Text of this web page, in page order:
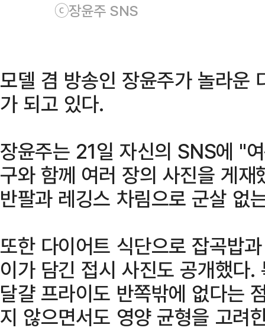
ⓒ장윤주 SNS
모델 겸 방송인 장윤주가 놀라운
가 되고 있다.
장윤주는 21일 자신의 SNS에 "
구와 함께 여러 장의 사진을 게
반팔과 레깅스 차림으로 군살 없
또한 다이어트 식단으로 잡곡밥
이가 담긴 접시 사진도 공개했다
달걀 프라이도 반쪽밖에 없다는
지 않으면서도 영양 균형을 고려